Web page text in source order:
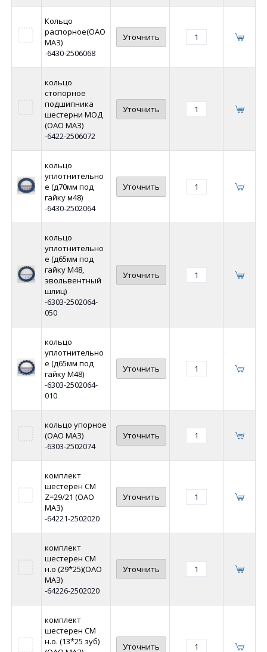
Кольцо
распорное(ОАО
МАЗ)
-6430-2506068
Уточнить
кольцо
стопорное
подшипника
шестерни МОД
(ОАО МАЗ)
-6422-2506072
Уточнить
кольцо
уплотнительно
е (д70мм под
гайку м48)
-6430-2502064
Уточнить
кольцо
уплотнительно
е (д65мм под
гайку М48,
эвольвентный
шлиц)
-6303-2502064-
050
Уточнить
кольцо
уплотнительно
е (д65мм под
гайку М48)
-6303-2502064-
010
Уточнить
кольцо упорное
(ОАО МАЗ)
-6303-2502074
Уточнить
комплект
шестерен СМ
Z=29/21 (ОАО
МАЗ)
-64221-2502020
Уточнить
комплект
шестерен СМ
н.о (29*25)(ОАО
МАЗ)
-64226-2502020
Уточнить
комплект
шестерен СМ
н.о. (13*25 зуб)
Уточнить